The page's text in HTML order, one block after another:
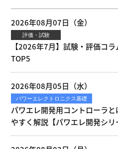
2026年08月07日（金）
評価・試験
【2026年7月】試験・評価コ
TOP5
2026年08月05日（水）
パワーエレクトロニクス基礎
パワエレ開発用コントローラ
やすく解説【パワエレ開発シリ